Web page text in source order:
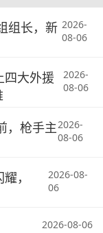
组长，新 2026-
08-06
四大外援
2026-
08-06
，枪手主2026-
08-06
，
2026-08-
06
2026-08-06